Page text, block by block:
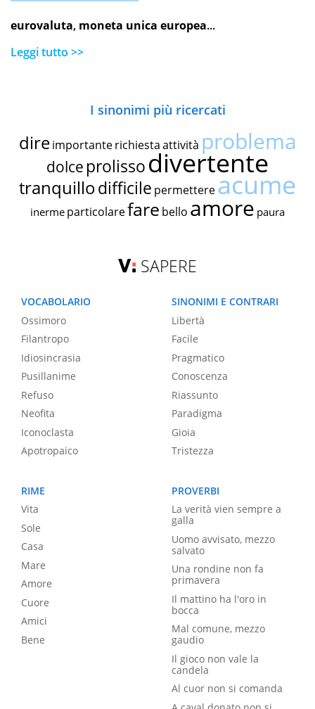
eurovaluta, moneta unica europea...
Leggi tutto >>
I sinonimi più ricercati
dire importante richiestaattività problema
dolce prolissodivertente
tranquillodifficile permettereacume
inerme particolarefare bello amore paura
SAPERE
VOCABOLARIO
Ossimoro
Filantropo
Idiosincrasia
Pusillanime
Refuso
Neofita
Iconoclasta
Apotropaico
SINONIMI E CONTRARI
Libertà
Facile
Pragmatico
Conoscenza
Riassunto
Paradigma
Gioia
Tristezza
RIME
Vita
Sole
Casa
Mare
Amore
Cuore
Amici
Bene
PROVERBI
La verità vien sempre a
galla
Uomo avvisato, mezzo
salvato
Una rondine non fa
primavera
Il mattino ha l'oro in
bocca
Mal comune, mezzo
gaudio
Il gioco non vale la
candela
Al cuor non si comanda